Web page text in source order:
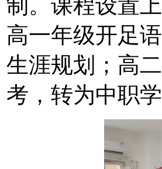
制。课程设置
高一年级开足
生涯规划；高
考，转为中职